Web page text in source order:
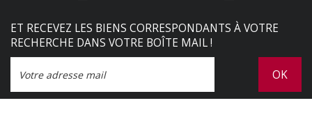
ET RECEVEZ LES BIENS CORRESPONDANTS À VOTRE
RECHERCHE DANS VOTRE BOÎTE MAIL !
OK